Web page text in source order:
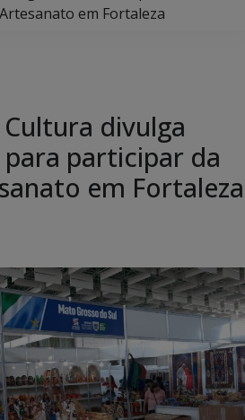
em Fortaleza
divulga
participar da
em Fortaleza